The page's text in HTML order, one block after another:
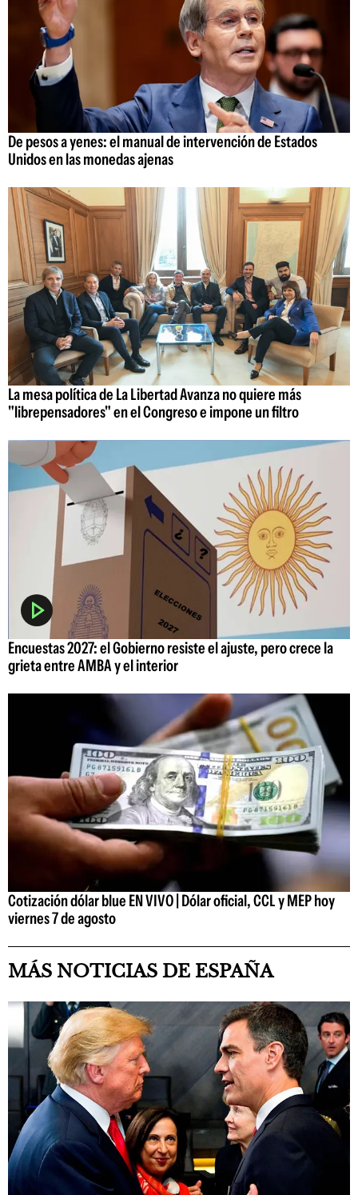
De pesos a yenes: el manual de intervención de Estados
Unidos en las monedas ajenas
La mesa política de La Libertad Avanza no quiere más
"librepensadores" en el Congreso e impone un filtro
Encuestas 2027: el Gobierno resiste el ajuste, pero crece la
grieta entre AMBA y el interior
Cotización dólar blue EN VIVO | Dólar oficial, CCL y MEP hoy
viernes 7 de agosto
MÁS NOTICIAS DE ESPAÑA